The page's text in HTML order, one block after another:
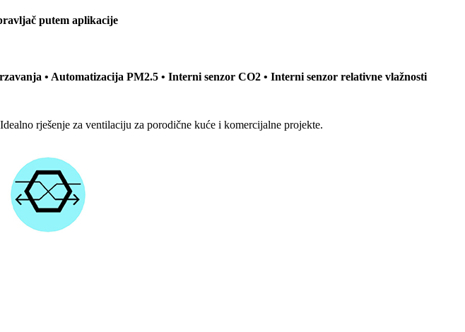
putem aplikacije
• Automatizacija PM2.5 • Interni senzor CO2 • Interni senzor relativne vlažnosti
rješenje za ventilaciju za porodične kuće i komercijalne projekte.